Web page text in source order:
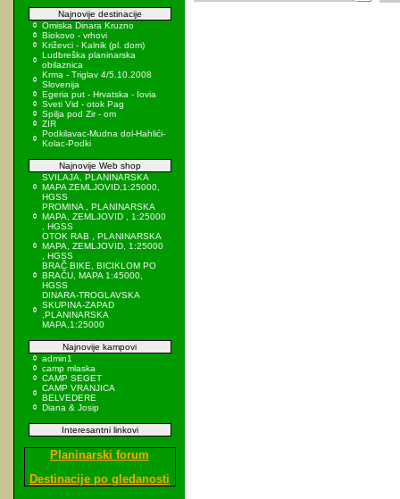
Najnovije destinacije
Omiska Dinara Kruzno
Biokovo - vrhovi
Križevci - Kalnik (pl. dom)
Ludbreška planinarska
obilaznica
Krma - Triglav 4/5.10.2008
Slovenija
Egeria put - Hrvatska - Iovia
Sveti Vid - otok Pag
Spilja pod Zir - om
ZIR
Podkilavac-Mudna dol-Hahlići-
Kolac-Podki
Najnovije Web shop
SVILAJA, PLANINARSKA
MAPA ZEMLJOVID,1:25000,
HGSS
PROMINA , PLANINARSKA
MAPA, ZEMLJOVID , 1:25000
, HGSS
OTOK RAB , PLANINARSKA
MAPA, ZEMLJOVID, 1:25000
, HGSS
BRAČ BIKE, BICIKLOM PO
BRAČU, MAPA 1:45000,
HGSS
DINARA-TROGLAVSKA
SKUPINA-ZAPAD
,PLANINARSKA
MAPA,1:25000
Najnovije kampovi
admin1
camp mlaska
CAMP SEGET
CAMP VRANJICA
BELVEDERE
Diana & Josip
Interesantni linkovi
Planinarski forum
Destinacije po gledanosti